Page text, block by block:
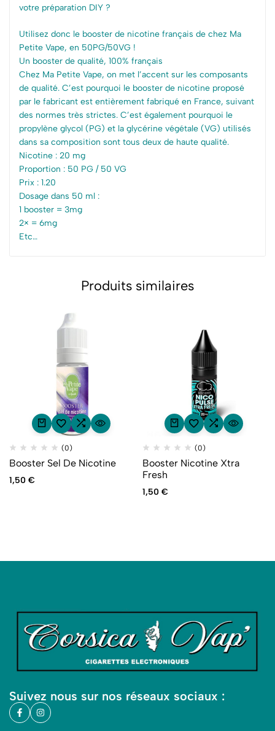
votre préparation DIY ?
Utilisez donc le booster de nicotine français de chez Ma
Petite Vape, en 50PG/50VG !
Un booster de qualité, 100% français
Chez Ma Petite Vape, on met l’accent sur les composants
de qualité. C’est pourquoi le booster de nicotine proposé
par le fabricant est entièrement fabriqué en France, suivant
des normes très strictes. C’est également pourquoi le
propylène glycol (PG) et la glycérine végétale (VG) utilisés
dans sa composition sont tous deux de haute qualité.
Nicotine : 20 mg
Proportion : 50 PG / 50 VG
Prix : 1.20
Dosage dans 50 ml :
1 booster = 3mg
2× = 6mg
Etc…
Produits similaires
(0)
Booster Sel De Nicotine
1,50 €
(0)
Booster Nicotine Xtra
Fresh
1,50 €
Suivez nous sur nos réseaux sociaux :